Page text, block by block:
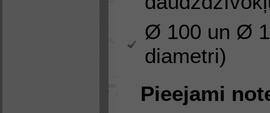
Ø 100 un Ø
diametri)
Pieejami